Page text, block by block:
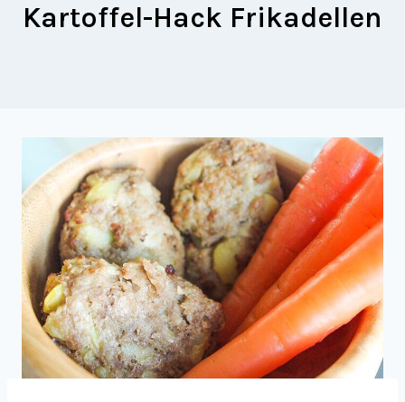
Kartoffel-Hack Frikadellen